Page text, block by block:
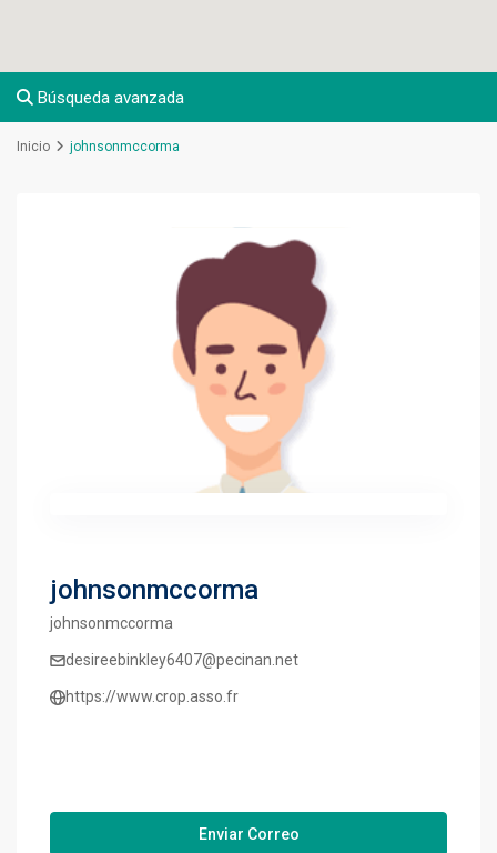
Búsqueda avanzada
Inicio johnsonmccorma
johnsonmccorma
johnsonmccorma
desireebinkley6407@pecinan.net
https://www.crop.asso.fr
Enviar Correo